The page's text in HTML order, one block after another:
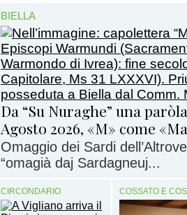
BIELLA
Da “Su Nuraghe” una
Agosto 2026, «M» come
Omaggio dei Sardi
“omagià daj Sardagneuj...
CIRCONDARIO COSSATO E